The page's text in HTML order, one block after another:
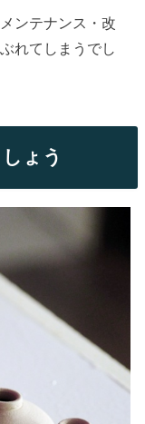
ンテナンス・改
れてしまうでし
ょう